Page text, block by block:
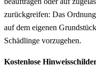
zurückgreifen: Das
auf dem eigenen
Schädlinge vorzugehen.
Kostenlose